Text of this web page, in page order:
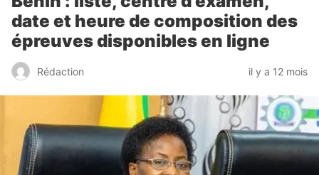
date et heure de composition des
épreuves disponibles en ligne
Rédaction il y a 12 mois